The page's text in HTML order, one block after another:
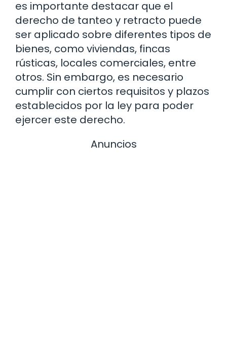
es importante destacar que el
derecho de tanteo y retracto puede
ser aplicado sobre diferentes tipos de
bienes, como viviendas, fincas
rústicas, locales comerciales, entre
otros. Sin embargo, es necesario
cumplir con ciertos requisitos y plazos
establecidos por la ley para poder
ejercer este derecho.
Anuncios